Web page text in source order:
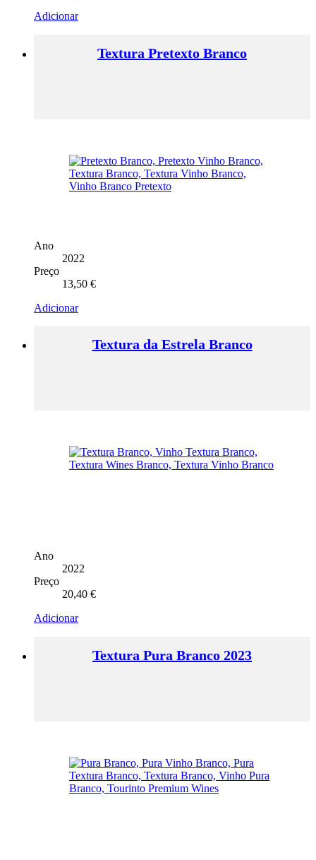
Adicionar
Textura Pretexto Branco
Ano
2022
Preço
13,50 €
Adicionar
Textura da Estrela Branco
Ano
2022
Preço
20,40 €
Adicionar
Textura Pura Branco 2023